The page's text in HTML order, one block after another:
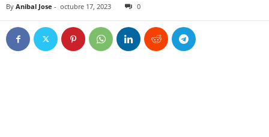
By Anibal Jose - octubre 17, 2023 0